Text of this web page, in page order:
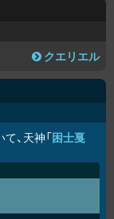
クエリエル
、天神「困士戛